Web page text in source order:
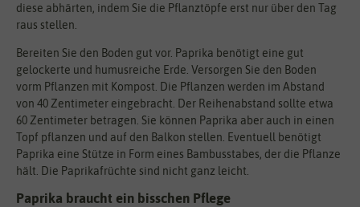
diese abhärten, indem Sie die Pflanztöpfe erst nur über den Tag
raus stellen.
Bereiten Sie den Boden gut vor. Paprika benötigt eine gut
gelockerte und humusreiche Erde. Versorgen Sie den Boden
vorm Pflanzen mit Kompost. Die Pflanzen werden im Abstand
von 40 Zentimeter eingebracht. Der Reihenabstand sollte etwa
60 Zentimeter betragen. Sie können Paprika aber auch in einen
Topf pflanzen und auf den Balkon stellen. Eventuell benötigt
Paprika eine Stütze in Form eines Bambusstabes, der die Pflanze
hält. Die Paprikafrüchte sind nicht ganz leicht.
Paprika braucht ein bisschen Pflege